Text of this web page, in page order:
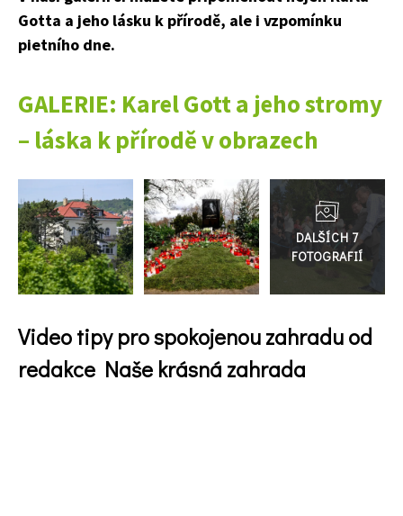
Gotta a jeho lásku k přírodě, ale i vzpomínku
pietního dne.
GALERIE: Karel Gott a jeho stromy
– láska k přírodě v obrazech
Přejít
do
galerie
Video tipy pro spokojenou zahradu od
redakce Naše krásná zahrada